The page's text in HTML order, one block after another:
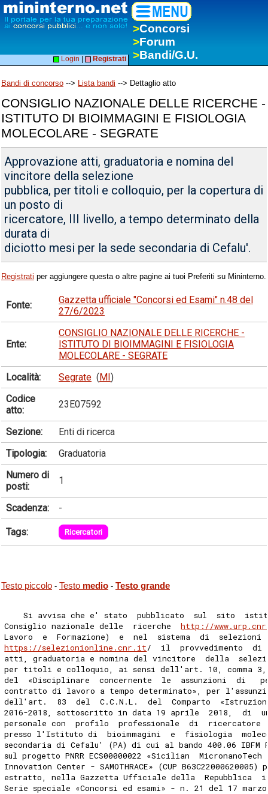
>Concorsi
>Forum
>Bandi/G.U.
Login Registrati
Bandi di concorso --> Lista bandi --> Dettaglio atto
CONSIGLIO NAZIONALE DELLE RICERCHE -
ISTITUTO DI BIOIMMAGINI E FISIOLOGIA
MOLECOLARE - SEGRATE
Approvazione atti, graduatoria e nomina del
vincitore della selezione
pubblica, per titoli e colloquio, per la copertura di
un posto di
ricercatore, III livello, a tempo determinato della
durata di
diciotto mesi per la sede secondaria di Cefalu'.
Registrati per aggiungere questa o altre pagine ai tuoi Preferiti su Mininterno.
Fonte:
Gazzetta ufficiale "Concorsi ed Esami" n.48 del
27/6/2023
Ente:
CONSIGLIO NAZIONALE DELLE RICERCHE -
ISTITUTO DI BIOIMMAGINI E FISIOLOGIA
MOLECOLARE - SEGRATE
Località:
Segrate (MI)
Codice
atto:
23E07592
Sezione:
Enti di ricerca
Tipologia:
Graduatoria
Numero di
posti:
1
Scadenza: -
Tags: Ricercatori
Testo piccolo - Testo medio - Testo grande
Si avvisa che e' stato  pubblicato  sul  sito
Consiglio nazionale delle  ricerche http://
Lavoro  e  Formazione)  e  nel  sistema  di  selezioni
https://selezionionline.cnr.it/  il  provvedimento  di
atti, graduatoria e nomina del vincitore  della
per titoli e colloquio, ai sensi dell'art. 10, comma
del  «Disciplinare  concernente  le  assunzioni  di
contratto di lavoro a tempo determinato», per
dell'art.  83  del  C.C.N.L.  del  Comparto
2016-2018, sottoscritto in data 19 aprile  2018,  di
personale con  profilo  professionale  di
presso l'Istituto di  bioimmagini  e  fisiologia
secondaria di Cefalu' (PA) di cui al bando 400.06 IBFM
sul progetto PNRR ECS00000022 «Sicilian  MicronanoTech
Innovation Center - SAMOTHRACE» (CUP
estratto, nella Gazzetta Ufficiale della  Repubblica
Serie speciale «Concorsi ed esami» - n. 21 del 17